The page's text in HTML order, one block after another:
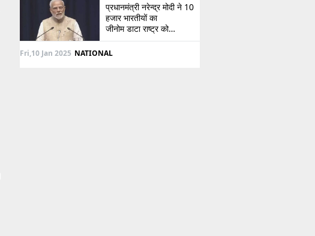
प्रधानमंत्री नरेन्द्र मोदी ने 10
हजार भारतीयों का
जीनोम डाटा राष्ट्र को
सौंपा, जानें इसके बारे में
Fri,10 Jan 2025 NATIONAL